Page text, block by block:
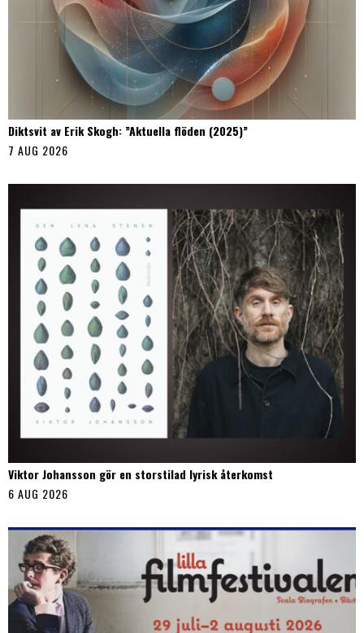
Diktsvit av Erik Skogh: ”Aktuella flöden (2025)”
7 AUG 2026
Viktor Johansson gör en storstilad lyrisk återkomst
6 AUG 2026